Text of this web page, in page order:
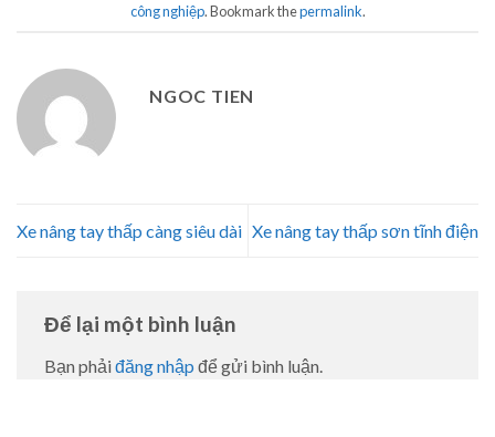
công nghiệp. Bookmark thepermalink.
NGOC TIEN
Xe nâng tay thấp càng siêu dài Xe nâng tay thấp sơn tĩnh điện
Để lại một bình luận
Bạn phải đăng nhập để gửi bình luận.